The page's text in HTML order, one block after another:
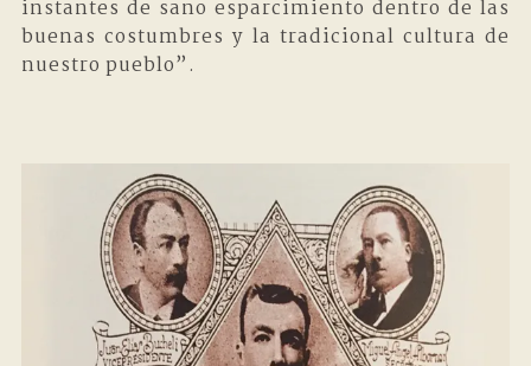
instantes de sano esparcimiento dentro de las
buenas costumbres y la tradicional cultura de
nuestro pueblo”.